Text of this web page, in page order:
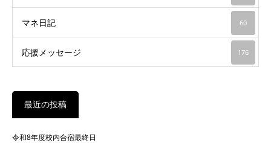
マネ日記 60
応援メッセージ 176
最近の投稿
令和8年度校内合宿最終日